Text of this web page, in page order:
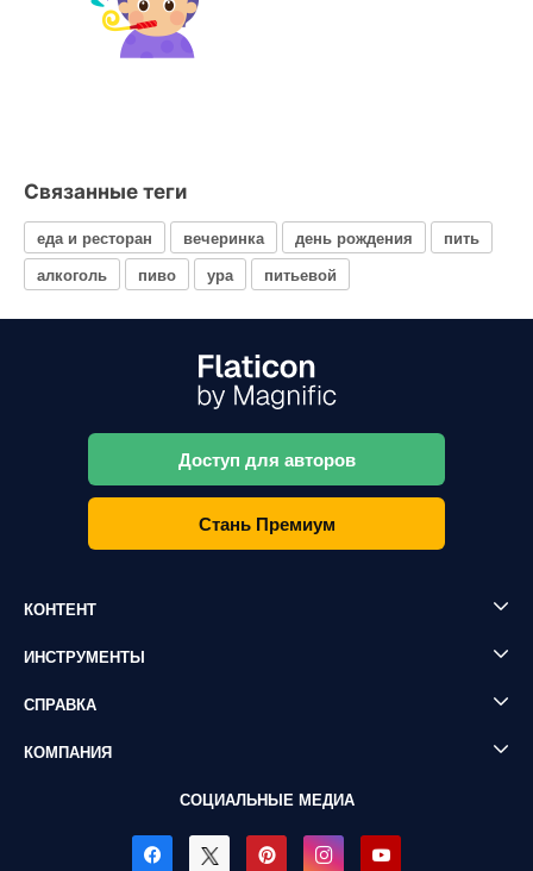
Связанные теги
еда и ресторан вечеринка день рождения
пить
алкоголь
пиво ура питьевой
Доступ для авторов
Стань Премиум
КОНТЕНТ
ИНСТРУМЕНТЫ
СПРАВКА
КОМПАНИЯ
СОЦИАЛЬНЫЕ МЕДИА